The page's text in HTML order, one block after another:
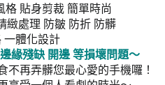
格 貼身剪裁 簡單時尚
緻處理 防皺 防折 防髒
一體化設計
緣殘缺 開邊 等損壞問題～
不再弄髒您最心愛的手機囉！